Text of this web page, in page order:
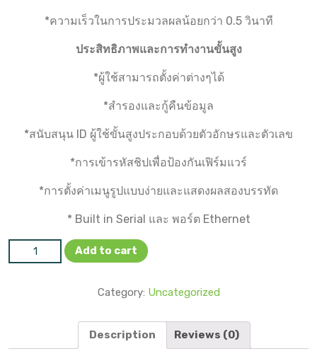
*ความเร็วในการประมวลผลน้อยกว่า 0.5 วินาที
ประสิทธิภาพและการทำงานขั้นสูง
*ผู้ใช้สามารถตั้งค่าต่างๆได้
*สำรองและกู้คืนข้อมูล
*สนับสนุน ID ผู้ใช้ขั้นสูงประกอบด้วยตัวอักษรและตัวเลข
*การเข้ารหัสชิปเพื่อป้องกันเฟิร์มแวร์
*การตั้งค่าเมนูรูปแบบง่ายและแสดงผลสองบรรทัด
* Built in Serial และ พอร์ต Ethernet
U300-C quantity
Add to cart
Category: Uncategorized
Description Reviews (0)